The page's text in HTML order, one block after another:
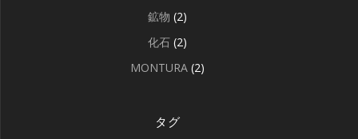
鉱物 (2)
化石 (2)
MONTURA (2)
タグ